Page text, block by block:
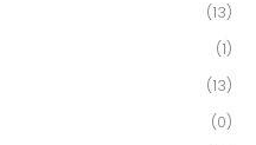
(13)
(1)
(13)
(0)